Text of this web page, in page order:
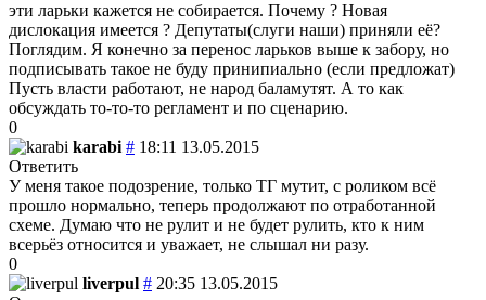
эти ларьки кажется не собирается. Почему ? Новая
дислокация имеется ? Депутаты(слуги наши) приняли её?
Поглядим. Я конечно за перенос ларьков выше к забору, но
подписывать такое не буду принипиально (если предложат)
Пусть власти работают, не народ баламутят. А то как
обсуждать то-то-то регламент и по сценарию.
0
karabi # 18:11 13.05.2015
Ответить
У меня такое подозрение, только ТГ мутит, с роликом всё
прошло нормально, теперь продолжают по отработанной
схеме. Думаю что не рулит и не будет рулить, кто к ним
всерьёз относится и уважает, не слышал ни разу.
0
liverpul # 20:35 13.05.2015